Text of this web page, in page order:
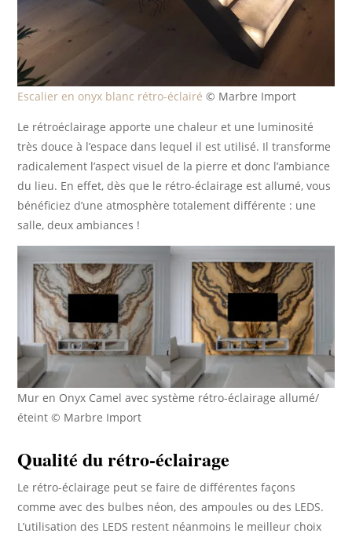
Escalier en onyx blanc rétro-éclairé © Marbre Import
Le rétroéclairage apporte une chaleur et une luminosité
très douce à l’espace dans lequel il est utilisé. Il transforme
radicalement l’aspect visuel de la pierre et donc l’ambiance
du lieu. En effet, dès que le rétro-éclairage est allumé, vous
bénéficiez d’une atmosphère totalement différente : une
salle, deux ambiances !
Mur en Onyx Camel avec système rétro-éclairage allumé/
éteint © Marbre Import
Qualité du rétro-éclairage
Le rétro-éclairage peut se faire de différentes façons
comme avec des bulbes néon, des ampoules ou des LEDS.
L’utilisation des LEDS restent néanmoins le meilleur choix